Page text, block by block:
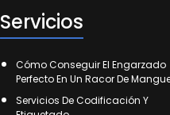
Servicios
Cómo Conseguir El Engarzado
Perfecto En Un Racor De
Servicios De Codificación Y